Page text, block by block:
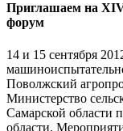
Приглашаем на
форум
14 и 15 сентября
Поволжский
Министерство
Самарской области
области.